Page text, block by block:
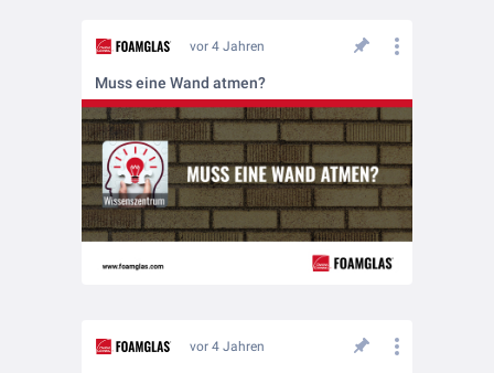
vor 4 Jahren
Muss eine Wand atmen?
vor 4 Jahren